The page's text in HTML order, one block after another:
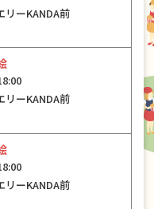
リーKANDA前
リーKANDA前
リーKANDA前